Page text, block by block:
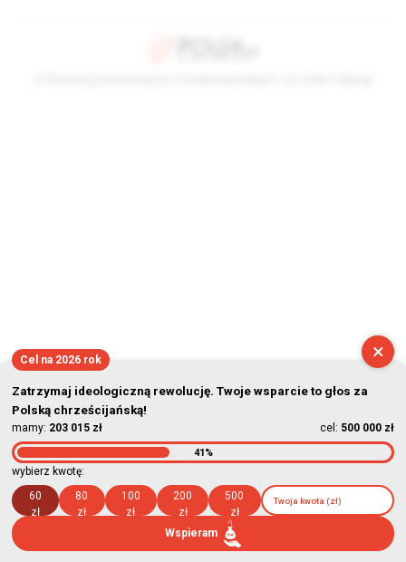
×
Cel na 2026 rok
Zatrzymaj ideologiczną rewolucję. Twoje wsparcie to głos za
Polską chrześcijańską!
mamy: 203 015 zł cel: 500 000 zł
41%
wybierz kwotę:
60
zł
80
zł
100
zł
200
zł
500
zł
Wspieram